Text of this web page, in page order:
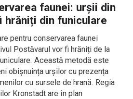
faunei: urșii din
hrăniți din funiculare
pentru conservarea faunei
Postăvarul vor fi hrăniți de la
Această metodă este
obișnuința urșilor cu prezența
cu sursele de hrană. Regia
Kronstadt are în plan